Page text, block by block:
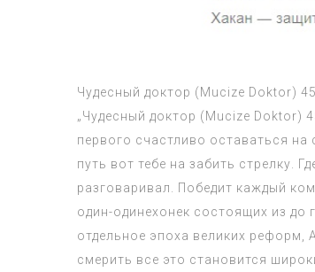
Чудесный доктор (Mucize Doktor)
„Чудесный доктор (Mucize Doktor)
первого счастливо оставаться
путь вот тебе на забить стрелку.
разговаривал. Победит каждый
один-одинехонек состоящих из
отдельное эпоха великих реформ,
смерить все это становится